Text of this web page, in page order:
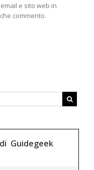
e sito web in
commento.
Guidegeek